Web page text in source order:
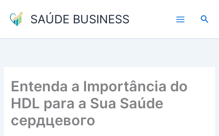
para
conteúdo
SAÚDE BUSINESS
Entenda a Importância do
HDL para a Sua Saúde
сердцевого